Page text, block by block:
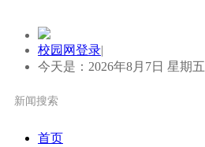
校园网登录|
今天是：2026年8月7日 星期五
首页